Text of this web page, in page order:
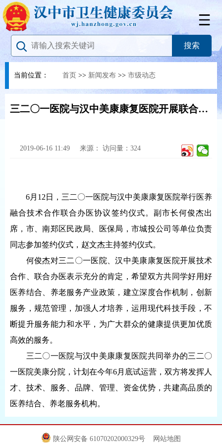
当前位置： 首页 >> 新闻发布 >> 市级动态
三二〇一医院与汉中美康康复医院开展联合办医
2019-06-16 11:49 来源： 访问量： 324
6月12日，三二〇一医院与汉中美康康复医院举行医养
融合技术合作联合办医协议签约仪式。副市长何俊杰出
席，市、南郑区民政局、医保局，市城投公司等单位负责
同志参加签约仪式，赵文杰主持签约仪式。
何俊杰对三二〇一医院、汉中美康康复医院开展技术
合作、联合办医表示充分的肯定，希望双方共同学好用好
医养结合、养老服务产业政策，建立深度合作机制，创新
服务，规范管理，加强人才培养，运用现代科技手段，不
断提升服务能力和水平，为广大群众的健康提供更加优质
高效的服务。
三二〇一医院与汉中美康康复医院共同举办的三二〇
一医院美康分院，计划在今年6月底试运营，双方将发挥人
才、技术、服务、品牌、管理、资金优势，共建高品质的
医养结合、养老服务机构。
陕公网安备 61070202000329号 网站地图